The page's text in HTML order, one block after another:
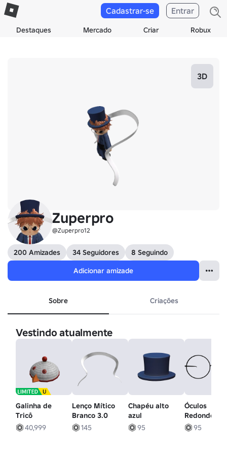
Destaques Mercado Criar Robux
Cadastrar-se Entrar
3D
Zuperpro
@Zuperpro12
200 Amizades 34 Seguidores
8 Seguindo
Adicionar amizade
Sobre Criações
Vestindo atualmente
Galinha de
Tricô
40,999
Lenço Mítico
Branco 3.0
145
Chapéu alto
azul
95
Óculos
Redondos
95